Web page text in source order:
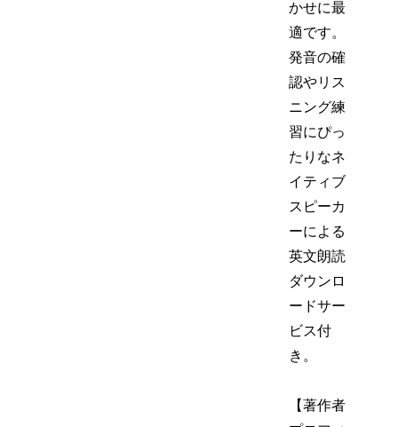
かせに最
適です。
発音の確
認やリス
ニング練
習にぴっ
たりなネ
イティブ
スピーカ
ーによる
英文朗読
ダウンロ
ードサー
ビス付
き。
【著作者